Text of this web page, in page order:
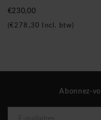
€230,00
(€278,30 Incl. btw)
Abonnez-